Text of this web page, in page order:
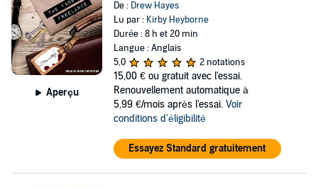
Aperçu
De : Drew Hayes
Lu par : Kirby Heyborne
Durée : 8 h et 20 min
Langue : Anglais
5,0
2 notations
15,00 € ou gratuit avec l'essai.
Renouvellement automatique à
5,99 €/mois après l'essai. Voir
conditions d'éligibilité
Essayez Standard gratuitement